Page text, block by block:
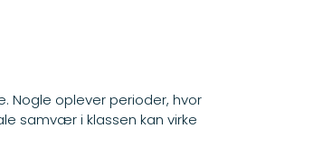
Nogle oplever perioder, hvor
samvær i klassen kan virke